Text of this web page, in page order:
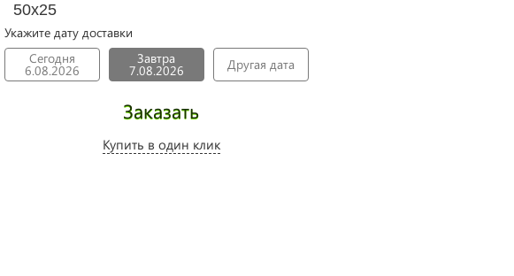
50х25
Укажите дату доставки
Сегодня
6.08.2026
Завтра
7.08.2026 Другая дата
Заказать
Купить в один клик